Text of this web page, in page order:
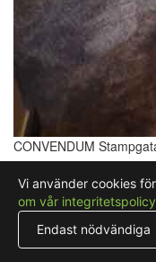
CONVENDUM
Göteborgs
med flera parker och
Trädgårdsföreningen.
finns tre välplanerade
Vi använder cookies
om vår integritetspolicy
Endast nödvändiga